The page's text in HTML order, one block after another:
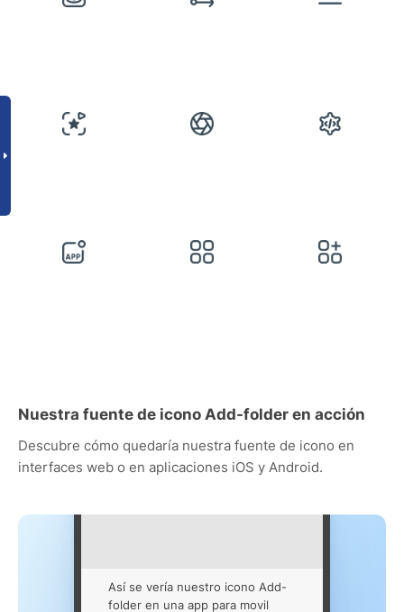
Nuestra fuente de icono Add-folder en acción
Descubre cómo quedaría nuestra fuente de icono en
interfaces web o en aplicaciones iOS y Android.
Así se vería nuestro icono Add-
folder en una app para movil